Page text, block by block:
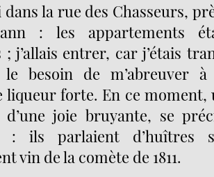
dans la rue des Chasseurs,
: les appartements
; j’allais entrer, car j’étais
le besoin de m’abreuver
liqueur forte. En ce moment,
d’une joie bruyante, se
: ils parlaient d’huîtres
vin de la comète de 1811.